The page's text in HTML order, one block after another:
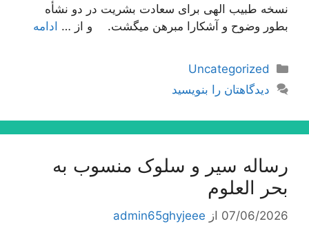
نسخه طبیب الهى براى سعادت بشریت در دو نشأه
بطور وضوح و آشكارا مبرهن میگشت. و از … ادامه
دسته‌ها
Uncategorized
دیدگاهتان را بنویسید
رساله سیر و سلوک منسوب به
بحر العلوم
07/06/2026 از admin65ghyjeee